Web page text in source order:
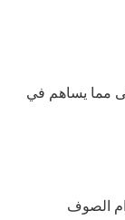
مما يساهم في
الصوف